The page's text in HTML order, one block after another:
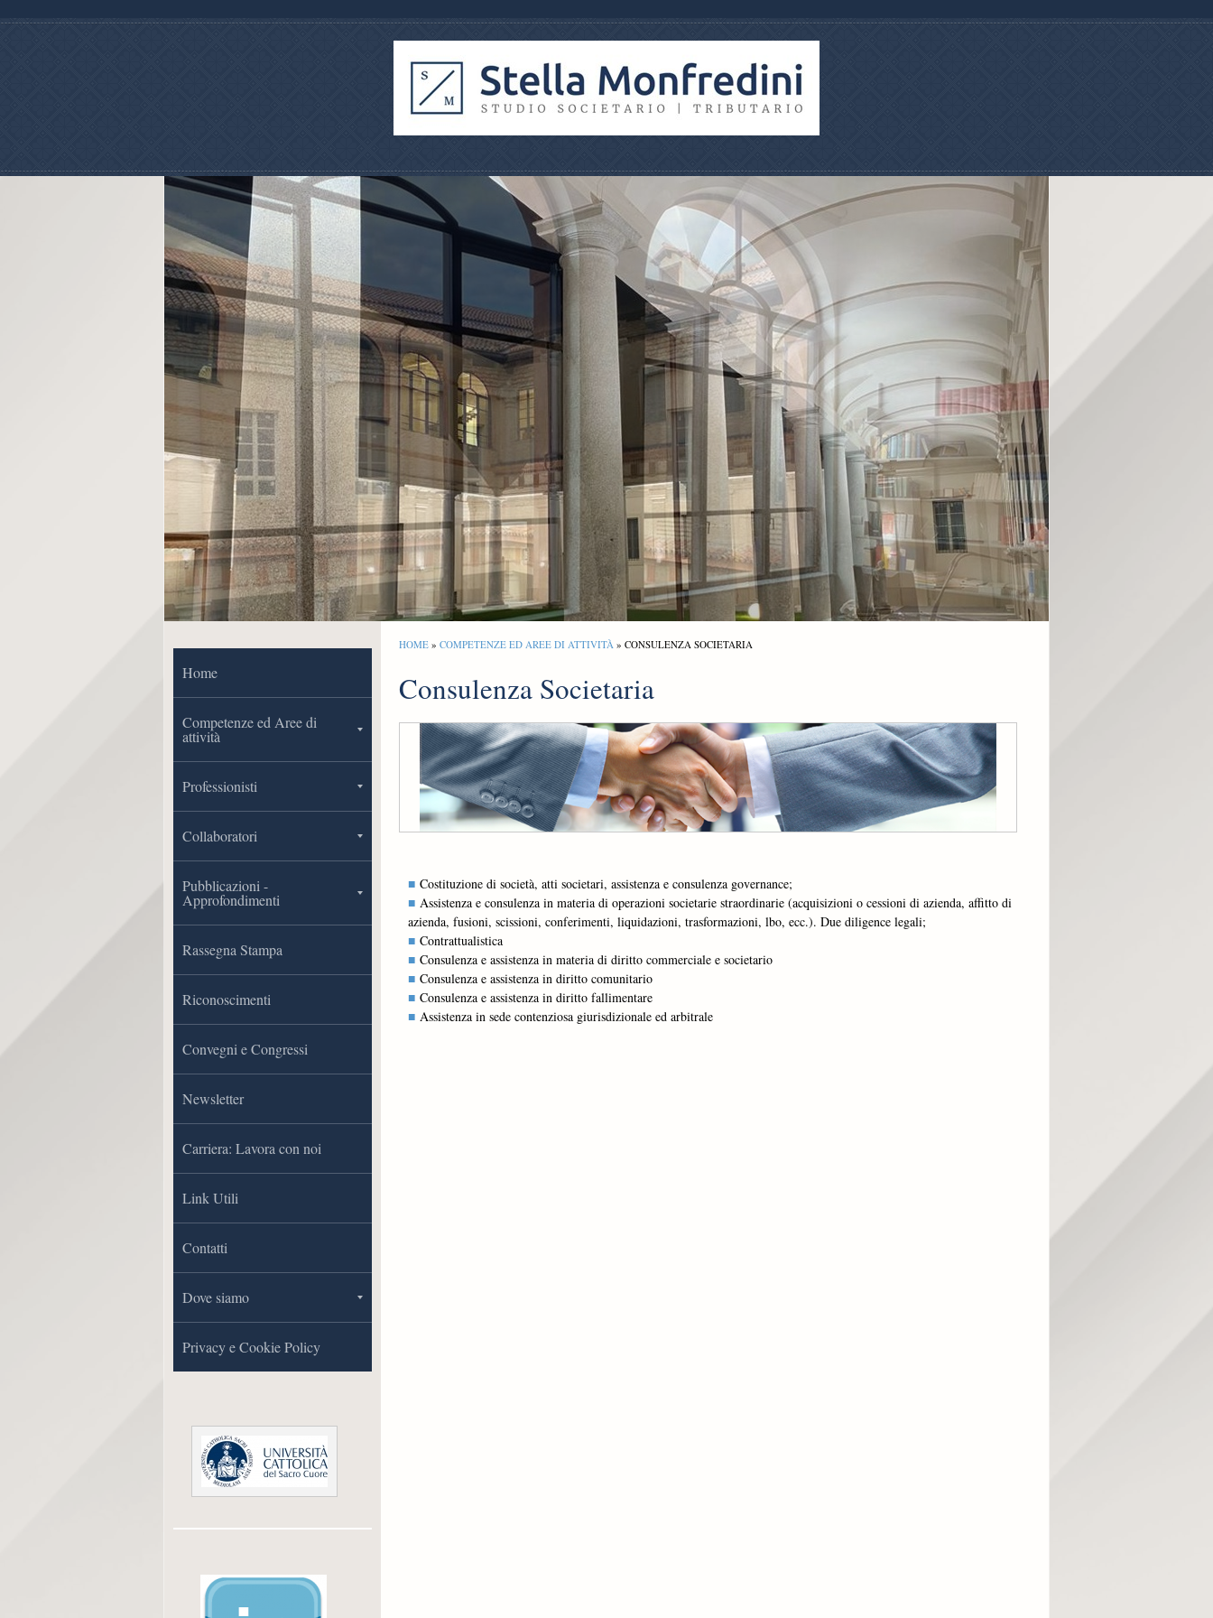
HOME » COMPETENZE ED AREE DI ATTIVITÀ » CONSULENZA SOCIETARIA
Consulenza Societaria
Costituzione di società, atti societari, assistenza e consulenza governance;
Assistenza e consulenza in materia di operazioni societarie straordinarie (acquisizioni o cessioni di azienda, affitto di
azienda, fusioni, scissioni, conferimenti, liquidazioni, trasformazioni, lbo, ecc.). Due diligence legali;
Contrattualistica
Consulenza e assistenza in materia di diritto commerciale e societario
Consulenza e assistenza in diritto comunitario
Consulenza e assistenza in diritto fallimentare
Assistenza in sede contenziosa giurisdizionale ed arbitrale
Home
Competenze ed Aree di
attività
Professionisti
Collaboratori
Pubblicazioni -
Approfondimenti
Rassegna Stampa
Riconoscimenti
Convegni e Congressi
Newsletter
Carriera: Lavora con noi
Link Utili
Contatti
Dove siamo
Privacy e Cookie Policy